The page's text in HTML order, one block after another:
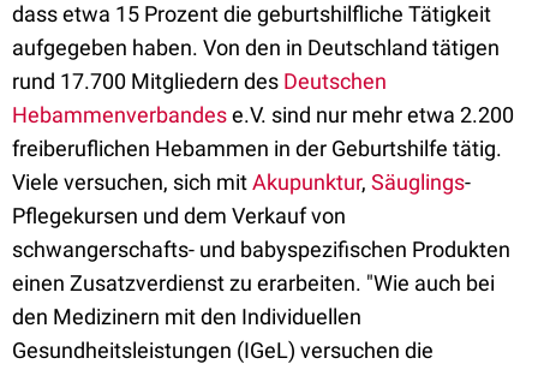
dass etwa 15 Prozent die geburtshilfliche Tätigkeit
aufgegeben haben. Von den in Deutschland tätigen
rund 17.700 Mitgliedern des Deutschen
Hebammenverbandese.V. sind nur mehr etwa 2.200
freiberuflichen Hebammen in der Geburtshilfe tätig.
Viele versuchen, sich mitAkupunktur, Säuglings-
Pflegekursen und dem Verkauf von
schwangerschafts- und babyspezifischen Produkten
einen Zusatzverdienst zu erarbeiten. "Wie auch bei
den Medizinern mit den Individuellen
Gesundheitsleistungen (IGeL) versuchen die